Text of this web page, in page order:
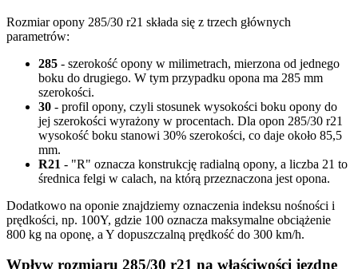
Rozmiar opony 285/30 r21 składa się z trzech głównych
parametrów:
285 - szerokość opony w milimetrach, mierzona od jednego
boku do drugiego. W tym przypadku opona ma 285 mm
szerokości.
30 - profil opony, czyli stosunek wysokości boku opony do
jej szerokości wyrażony w procentach. Dla opon 285/30 r21
wysokość boku stanowi 30% szerokości, co daje około 85,5
mm.
R21 - "R" oznacza konstrukcję radialną opony, a liczba 21 to
średnica felgi w calach, na którą przeznaczona jest opona.
Dodatkowo na oponie znajdziemy oznaczenia indeksu nośności i
prędkości, np. 100Y, gdzie 100 oznacza maksymalne obciążenie
800 kg na oponę, a Y dopuszczalną prędkość do 300 km/h.
Wpływ rozmiaru 285/30 r21 na właściwości jezdne